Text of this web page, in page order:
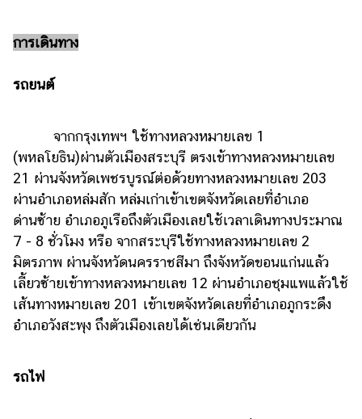
การเดินทาง
รถยนต์
จากกรุงเทพฯ ใช้ทางหลวงหมายเลข 1
(พหลโยธิน)ผ่านตัวเมืองสระบุรี ตรงเข้าทางหลวงหมายเลข
21 ผ่านจังหวัดเพชรบูรณ์ต่อด้วยทางหลวงหมายเลข 203
ผ่านอำเภอหล่มสัก หล่มเก่าเข้าเขตจังหวัดเลยที่อำเภอ
ด่านซ้าย อำเภอภูเรือถึงตัวเมืองเลยใช้เวลาเดินทางประมาณ
7 - 8 ชั่วโมง หรือ จากสระบุรีใช้ทางหลวงหมายเลข 2
มิตรภาพ ผ่านจังหวัดนครราชสีมา ถึงจังหวัดขอนแก่นแล้ว
เลี้ยวซ้ายเข้าทางหลวงหมายเลข 12 ผ่านอำเภอชุมแพแล้วใช้
เส้นทางหมายเลข 201 เข้าเขตจังหวัดเลยที่อำเภอภูกระดึง
อำเภอวังสะพุง ถึงตัวเมืองเลยได้เช่นเดียวกัน
รถไฟ